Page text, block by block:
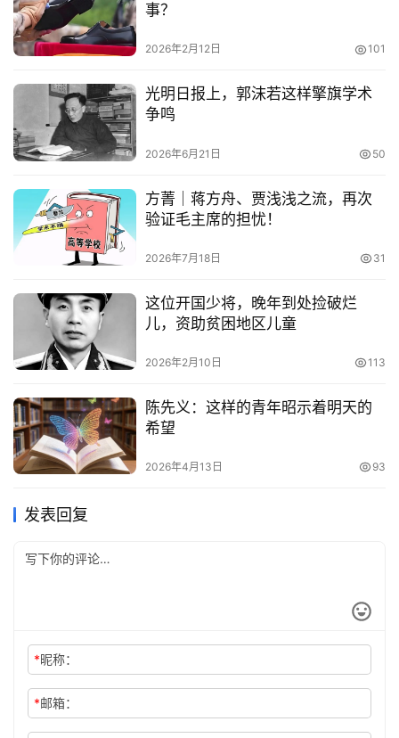
事？
2026年2月12日 101
光明日报上，郭沫若这样擎旗学术
争鸣
2026年6月21日 50
方菁｜蒋方舟、贾浅浅之流，再次
验证毛主席的担忧！
2026年7月18日 31
这位开国少将，晚年到处捡破烂
儿，资助贫困地区儿童
2026年2月10日 113
陈先义：这样的青年昭示着明天的
希望
2026年4月13日 93
发表回复
*昵称：
*邮箱：